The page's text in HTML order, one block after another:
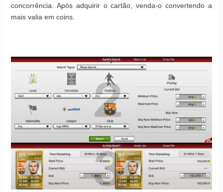
concorrência. Após adquirir o cartão, venda-o convertendo a
mais valia em coins.